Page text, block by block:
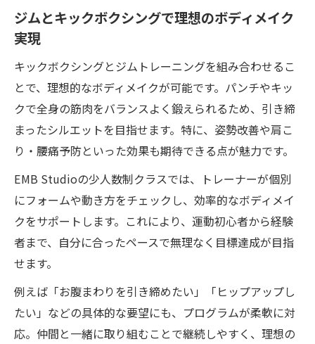
ジムとキックボクシングで理想のボディメイク
実現
キックボクシングとジムトレーニングを組み合わせるこ
とで、理想的なボディメイクが可能です。パンチやキッ
クで全身の筋肉をバランスよく鍛えられるため、引き締
まったシルエットを目指せます。特に、姿勢改善や肩こ
り・腰痛予防といった効果も期待できる点が魅力です。
EMB Studioの少人数制クラスでは、トレーナーが個別
にフォームや動き方をチェックし、効率的なボディメイ
クをサポートします。これにより、運動初心者から経験
者まで、自分に合ったペースで無理なく目標達成が目指
せます。
例えば「お腹まわりを引き締めたい」「ヒップアップし
たい」などの具体的な要望にも、プログラムが柔軟に対
応。仲間と一緒に取り組むことで継続しやすく、理想の